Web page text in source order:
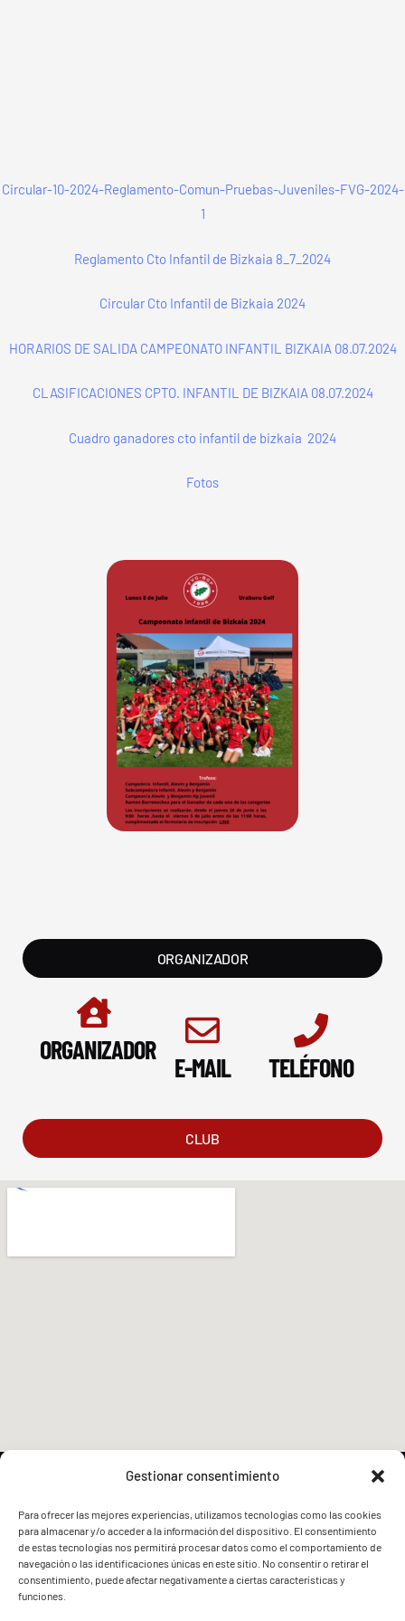
Gestionar consentimiento
Para ofrecer las mejores experiencias, utilizamos tecnologías como las cookies
para almacenar y/o acceder a la información del dispositivo. El consentimiento
de estas tecnologías nos permitirá procesar datos como el comportamiento de
navegación o las identificaciones únicas en este sitio. No consentir o retirar el
consentimiento, puede afectar negativamente a ciertas características y
funciones.
Circular-10-2024-Reglamento-Comun-Pruebas-Juveniles-FVG-2024-
1
Reglamento Cto Infantil de Bizkaia 8_7_2024
Circular Cto Infantil de Bizkaia 2024
HORARIOS DE SALIDA CAMPEONATO INFANTIL BIZKAIA 08.07.2024
CLASIFICACIONES CPTO. INFANTIL DE BIZKAIA 08.07.2024
Cuadro ganadores cto infantil de bizkaia 2024
Fotos
ORGANIZADOR
CLUB
ORGANIZADOR
E-MAIL TELÉFONO
FVG - BGF FVG - BGF